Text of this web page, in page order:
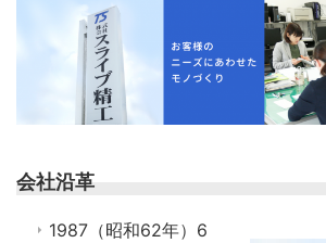
会社沿革
1987（昭和62年）6